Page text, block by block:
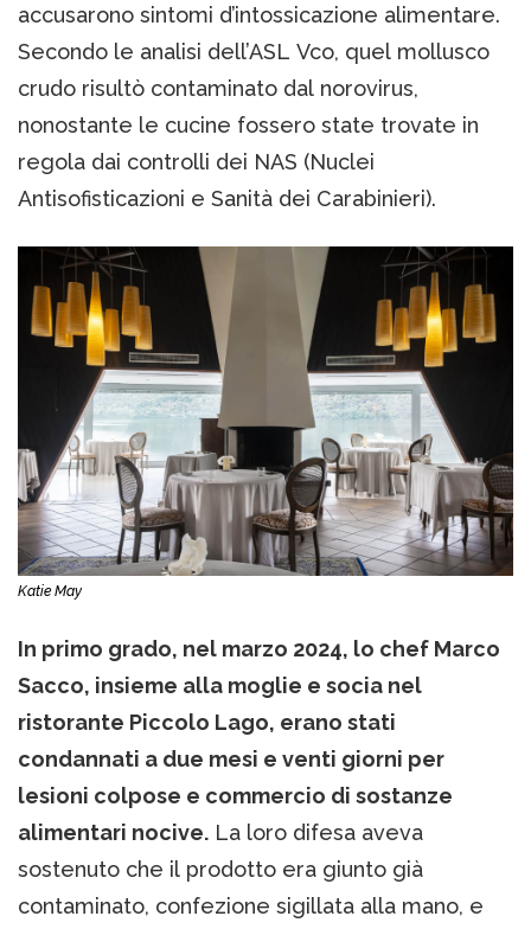
accusarono sintomi d’intossicazione alimentare.
Secondo le analisi dell’ASL Vco, quel mollusco
crudo risultò contaminato dal norovirus,
nonostante le cucine fossero state trovate in
regola dai controlli dei NAS (Nuclei
Antisofisticazioni e Sanità dei Carabinieri).
Katie May
In primo grado, nel marzo 2024, lo chef Marco
Sacco, insieme alla moglie e socia nel
ristorante Piccolo Lago, erano stati
condannati a due mesi e venti giorni per
lesioni colpose e commercio di sostanze
alimentari nocive. La loro difesa aveva
sostenuto che il prodotto era giunto già
contaminato, confezione sigillata alla mano, e